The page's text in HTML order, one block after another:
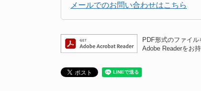
メールでのお問い合わせはこちら
PDF形式のファイ
Adobe Readerをお